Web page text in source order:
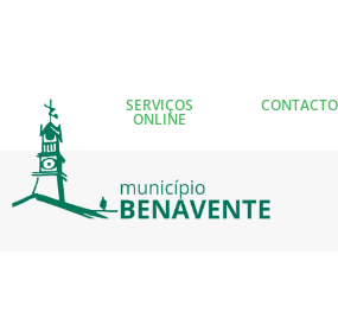
SERVIÇOS
ONLINE